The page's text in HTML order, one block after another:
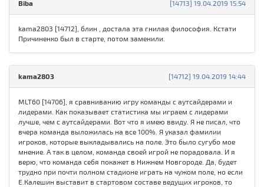
[14713] 19.04.2019 15:54
Biba
kama2803 [14712], блин , достала эта гнилая философия. Кстати
Причиненко был в старте, потом заменили.
[14712] 19.04.2019 14:44
kama2803
MLT60 [14706], я сравниванию игру команды с аутсайдерами и
лидерами. Как показывает статистика мы играем с лидерами
лучше, чем с аутсайдерами. Вот что я имею ввиду. Я не писал, что
вчера команда выложилась на все 100%. Я указал фамилии
игроков, которые выкладывались на поле. Это было сугубо мое
мнение. А так в целом, команда своей игрой не порадовала. И я
верю, что команда себя покажет в Нижнем Новгороде. Да, будет
трудно при почти полном стадионе играть на чужом поле, но если
Е.Калешин выставит в стартовом составе ведущих игроков, то